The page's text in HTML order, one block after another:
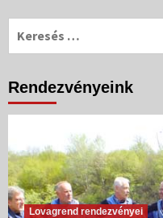
Keresés:
Rendezvényeink
Lovagrend rendezvényei